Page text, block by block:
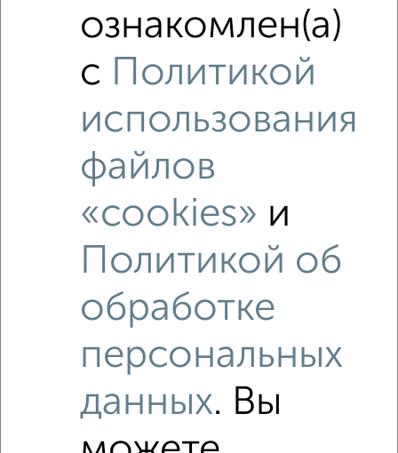
1-к квартира, на длительный срок, 38м², 3/9 этаж
в месяц
район Колмово район, Большая Санкт-Петербургская 120
Агентство, 07.08.2026
1-к квартира, на длительный срок, 38м², 3/9 этаж
ознакомлен(а)
с Политикой
использования
файлов
«cookies» и
Политикой об
обработке
персональных
данных. Вы